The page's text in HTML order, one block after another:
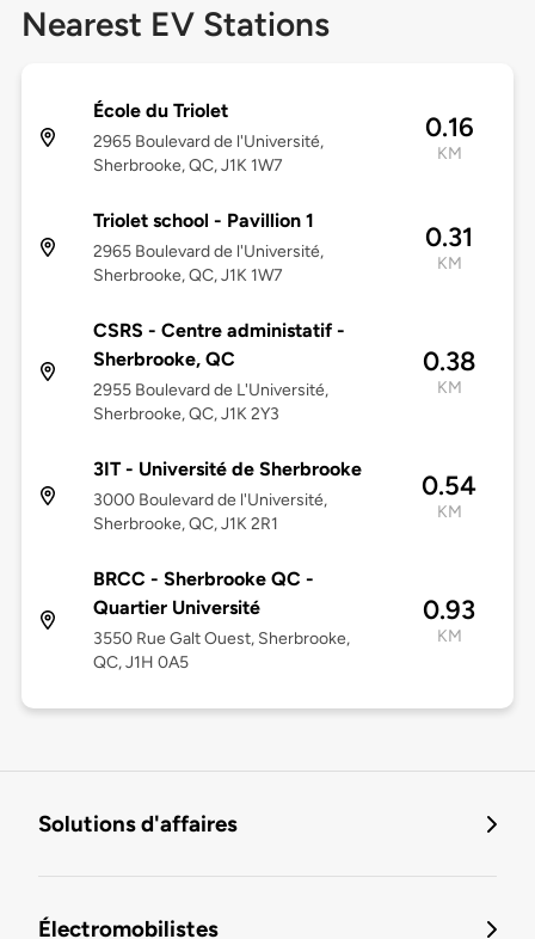
Nearest EV Stations
École du Triolet
2965 Boulevard de l'Université,
Sherbrooke, QC, J1K 1W7
0.16
KM
Triolet school - Pavillion 1
2965 Boulevard de l'Université,
Sherbrooke, QC, J1K 1W7
0.31
KM
CSRS - Centre administatif -
Sherbrooke, QC
2955 Boulevard de L'Université,
Sherbrooke, QC, J1K 2Y3
0.38
KM
3IT - Université de Sherbrooke
3000 Boulevard de l'Université,
Sherbrooke, QC, J1K 2R1
0.54
KM
BRCC - Sherbrooke QC -
Quartier Université
3550 Rue Galt Ouest, Sherbrooke,
QC, J1H 0A5
0.93
KM
Solutions d'affaires
Électromobilistes